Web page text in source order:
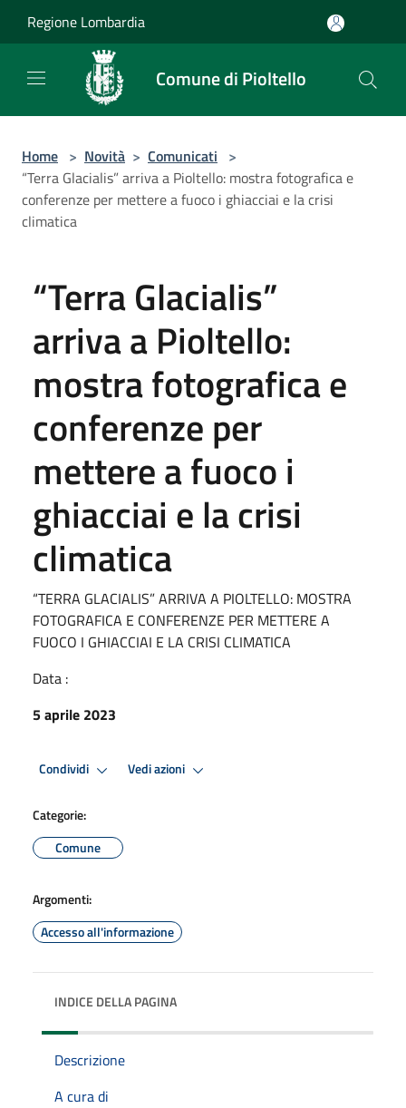
Regione Lombardia
Comune di Pioltello
Home > Novità > Comunicati >
“Terra Glacialis” arriva a Pioltello: mostra fotografica e
conferenze per mettere a fuoco i ghiacciai e la crisi
climatica
“Terra Glacialis”
arriva a Pioltello:
mostra fotografica e
conferenze per
mettere a fuoco i
ghiacciai e la crisi
climatica
“TERRA GLACIALIS” ARRIVA A PIOLTELLO: MOSTRA
FOTOGRAFICA E CONFERENZE PER METTERE A
FUOCO I GHIACCIAI E LA CRISI CLIMATICA
Data :
5 aprile 2023
Condividi Vedi azioni
Categorie:
Comune
Argomenti:
Accesso all'informazione
INDICE DELLA PAGINA
Descrizione
A cura di